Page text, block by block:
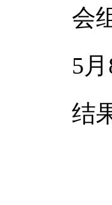
会
5
结